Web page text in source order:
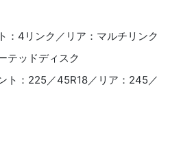
：4リンク／リア：マルチリンク
テッドディスク
ト：225／45R18／リア：245／